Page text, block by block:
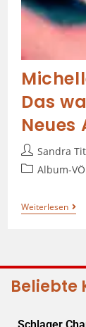
Das
Neues
Sandra
Album-VÖ
Weiterlesen
Beliebte